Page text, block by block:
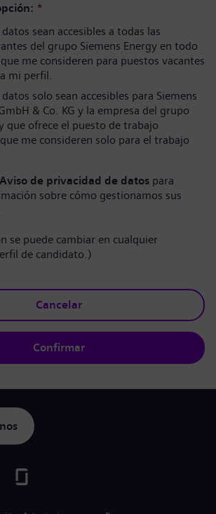
*
sean accesibles a todas las
del grupo Siemens Energy en todo
me consideren para puestos vacantes
mi perfil.
solo sean accesibles para Siemens
& Co. KG y la empresa del grupo
que ofrece el puesto de trabajo
me consideren solo para el trabajo
Aviso de privacidad de datos para
sobre cómo gestionamos sus
se puede cambiar en cualquier
de candidato.)
Cancelar
Confirmar